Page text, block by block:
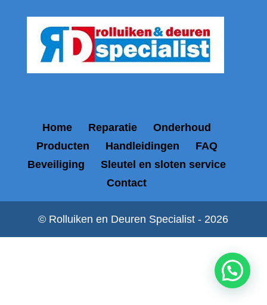
Home Reparatie
Onderhoud
Producten
Handleidingen
FAQ
Beveiliging
Sleutel en sloten service
Contact
© Rolluiken en Deuren Specialist - 2026